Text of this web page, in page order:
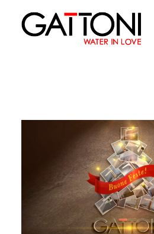
Ambientes
Acabamentos
Onde comprar